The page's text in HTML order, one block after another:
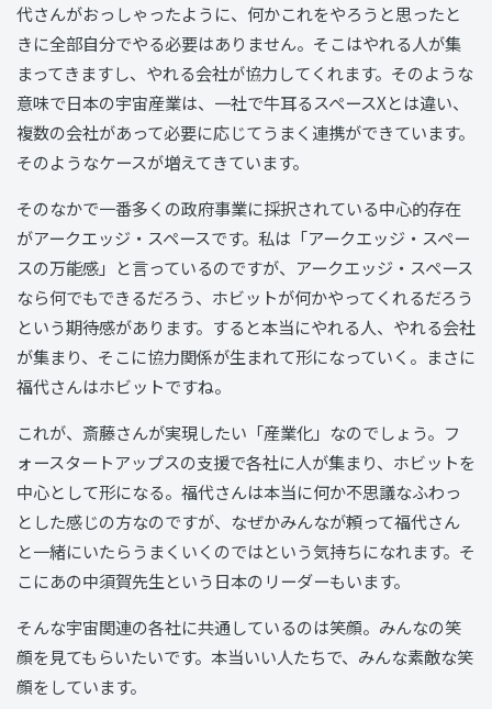
代さんがおっしゃったように、何かこれをやろうと思ったと
きに全部自分でやる必要はありません。そこはやれる人が集
まってきますし、やれる会社が協力してくれます。そのような
意味で日本の宇宙産業は、一社で牛耳るスペースXとは違い、
複数の会社があって必要に応じてうまく連携ができています。
そのようなケースが増えてきています。
そのなかで一番多くの政府事業に採択されている中心的存在
がアークエッジ・スペースです。私は「アークエッジ・スペー
スの万能感」と言っているのですが、アークエッジ・スペース
なら何でもできるだろう、ホビットが何かやってくれるだろう
という期待感があります。すると本当にやれる人、やれる会社
が集まり、そこに協力関係が生まれて形になっていく。まさに
福代さんはホビットですね。
これが、斎藤さんが実現したい「産業化」なのでしょう。フ
ォースタートアップスの支援で各社に人が集まり、ホビットを
中心として形になる。福代さんは本当に何か不思議なふわっ
とした感じの方なのですが、なぜかみんなが頼って福代さん
と一緒にいたらうまくいくのではという気持ちになれます。そ
こにあの中須賀先生という日本のリーダーもいます。
そんな宇宙関連の各社に共通しているのは笑顔。みんなの笑
顔を見てもらいたいです。本当いい人たちで、みんな素敵な笑
顔をしています。